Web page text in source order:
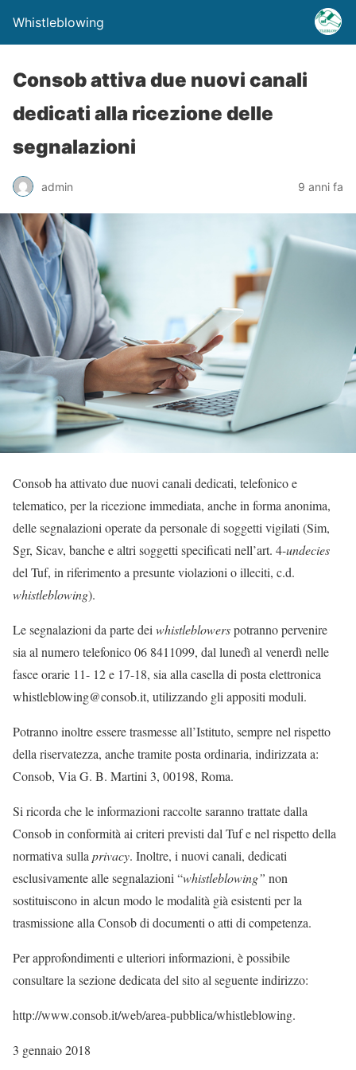
Whistleblowing
Consob attiva due nuovi canali
dedicati alla ricezione delle
segnalazioni
admin 9 anni fa
Consob ha attivato due nuovi canali dedicati, telefonico e
telematico, per la ricezione immediata, anche in forma anonima,
delle segnalazioni operate da personale di soggetti vigilati (Sim,
Sgr, Sicav, banche e altri soggetti specificati nell’art. 4-undecies
del Tuf, in riferimento a presunte violazioni o illeciti, c.d.
whistleblowing).
Le segnalazioni da parte dei whistleblowerspotranno pervenire
sia al numero telefonico 06 8411099, dal lunedì al venerdì nelle
fasce orarie 11- 12 e 17-18, sia alla casella di posta elettronica
whistleblowing@consob.it, utilizzando gli appositi moduli.
Potranno inoltre essere trasmesse all’Istituto, sempre nel rispetto
della riservatezza, anche tramite posta ordinaria, indirizzata a:
Consob, Via G. B. Martini 3, 00198, Roma.
Si ricorda che le informazioni raccolte saranno trattate dalla
Consob in conformità ai criteri previsti dal Tuf e nel rispetto della
normativa sulla privacy. Inoltre, i nuovi canali, dedicati
esclusivamente alle segnalazioni “whistleblowing” non
sostituiscono in alcun modo le modalità già esistenti per la
trasmissione alla Consob di documenti o atti di competenza.
Per approfondimenti e ulteriori informazioni, è possibile
consultare la sezione dedicata del sito al seguente indirizzo:
http://www.consob.it/web/area-pubblica/whistleblowing.
3 gennaio 2018